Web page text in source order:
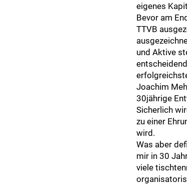
eigenes
Bevor am
TTVB
und Aktive
Joachim
30jährige
Sicherlich
zu einer
wird.
Was aber
mir in 30
viele